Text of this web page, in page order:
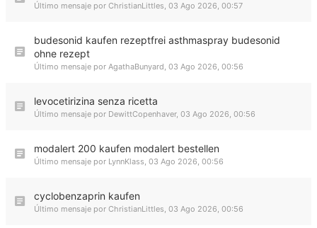
Último mensaje por ChristianLittles, 03 Ago 2026, 00:57
budesonid kaufen rezeptfrei asthmaspray budesonid
ohne rezept
Último mensaje por AgathaBunyard, 03 Ago 2026, 00:56
levocetirizina senza ricetta
Último mensaje por DewittCopenhaver, 03 Ago 2026, 00:56
modalert 200 kaufen modalert bestellen
Último mensaje por LynnKlass, 03 Ago 2026, 00:56
cyclobenzaprin kaufen
Último mensaje por ChristianLittles, 03 Ago 2026, 00:56